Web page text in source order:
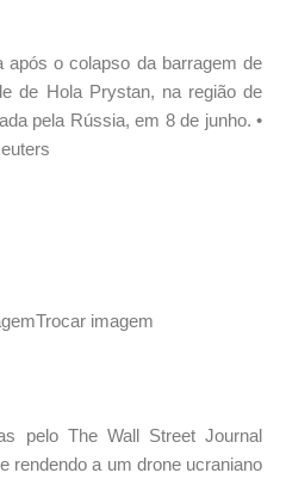
após o colapso da barragem de
de Hola Prystan, na região de
pela Rússia, em 8 de junho. •
Trocar imagem
pelo The Wall Street Journal
rendendo a um drone ucraniano